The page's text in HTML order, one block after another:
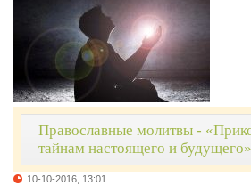
Православные молитвы -
тайнам настоящего и будущего»
10-10-2016, 13:01